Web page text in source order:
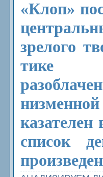
«Клоп»
зрелого
тике
список